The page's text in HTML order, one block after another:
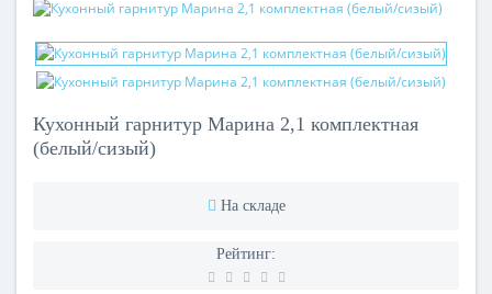
Кухонный гарнитур Марина 2,1 комплектная
(белый/сизый)
На складе
Рейтинг: